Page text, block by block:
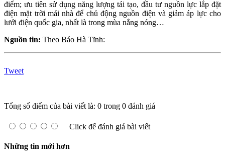
điểm; ưu tiên sử dụng năng lượng tái tạo, đầu tư nguồn lực lắp đặt
điện mặt trời mái nhà để chủ động nguồn điện và giảm áp lực cho
lưới điện quốc gia, nhất là trong mùa nắng nóng…
Nguồn tin: Theo Báo Hà Tĩnh:
Tweet
Tổng số điểm của bài viết là: 0 trong 0 đánh giá
Click để đánh giá bài viết
Những tin mới hơn